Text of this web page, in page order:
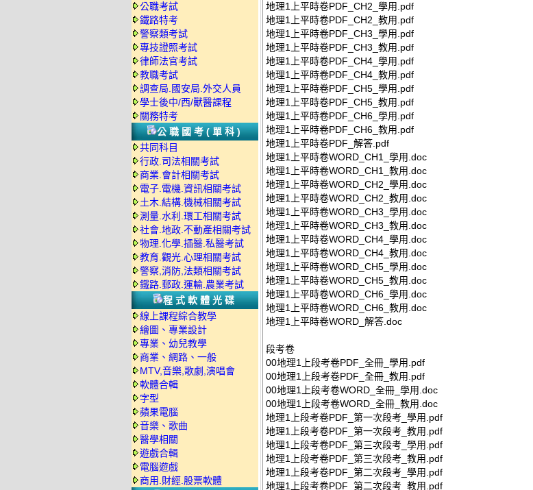
公職考試
鐵路特考
警察類考試
專技證照考試
律師法官考試
教職考試
調查局.國安局.外交人員
學士後中/西/獸醫課程
關務特考
公職國考(單科)
共同科目
行政.司法相關考試
商業.會計相關考試
電子.電機.資訊相關考試
土木.結構.機械相關考試
測量.水利.環工相關考試
社會.地政.不動產相關考試
物理.化學.插醫.私醫考試
教育.觀光.心理相關考試
警察,消防,法類相關考試
鐵路.郵政.運輸.農業考試
程式軟體光碟
線上課程綜合教學
繪圖、專業設計
專業、幼兒教學
商業、網路、一般
MTV,音樂,歌劇,演唱會
軟體合輯
字型
蘋果電腦
音樂、歌曲
醫學相關
遊戲合輯
電腦遊戲
商用.財經.股票軟體
地理1上平時卷PDF_CH2_學用.pdf
地理1上平時卷PDF_CH2_教用.pdf
地理1上平時卷PDF_CH3_學用.pdf
地理1上平時卷PDF_CH3_教用.pdf
地理1上平時卷PDF_CH4_學用.pdf
地理1上平時卷PDF_CH4_教用.pdf
地理1上平時卷PDF_CH5_學用.pdf
地理1上平時卷PDF_CH5_教用.pdf
地理1上平時卷PDF_CH6_學用.pdf
地理1上平時卷PDF_CH6_教用.pdf
地理1上平時卷PDF_解答.pdf
地理1上平時卷WORD_CH1_學用.doc
地理1上平時卷WORD_CH1_教用.doc
地理1上平時卷WORD_CH2_學用.doc
地理1上平時卷WORD_CH2_教用.doc
地理1上平時卷WORD_CH3_學用.doc
地理1上平時卷WORD_CH3_教用.doc
地理1上平時卷WORD_CH4_學用.doc
地理1上平時卷WORD_CH4_教用.doc
地理1上平時卷WORD_CH5_學用.doc
地理1上平時卷WORD_CH5_教用.doc
地理1上平時卷WORD_CH6_學用.doc
地理1上平時卷WORD_CH6_教用.doc
地理1上平時卷WORD_解答.doc
段考卷
00地理1上段考卷PDF_全冊_學用.pdf
00地理1上段考卷PDF_全冊_教用.pdf
00地理1上段考卷WORD_全冊_學用.doc
00地理1上段考卷WORD_全冊_教用.doc
地理1上段考卷PDF_第一次段考_學用.pdf
地理1上段考卷PDF_第一次段考_教用.pdf
地理1上段考卷PDF_第三次段考_學用.pdf
地理1上段考卷PDF_第三次段考_教用.pdf
地理1上段考卷PDF_第二次段考_學用.pdf
地理1上段考卷PDF_第二次段考_教用.pdf